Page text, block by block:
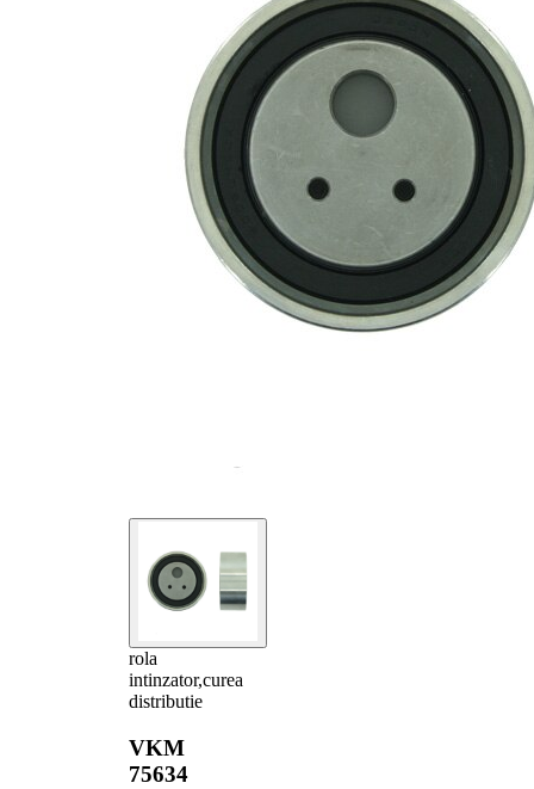
rola
intinzator,curea
distributie
VKM
75634
intinzatoare
manual